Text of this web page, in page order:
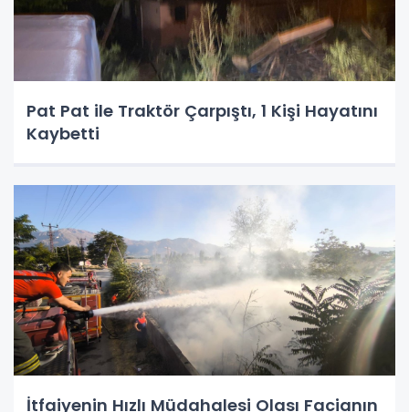
Pat Pat ile Traktör Çarpıştı, 1 Kişi Hayatını
Kaybetti
İtfaiyenin Hızlı Müdahalesi Olası Facianın